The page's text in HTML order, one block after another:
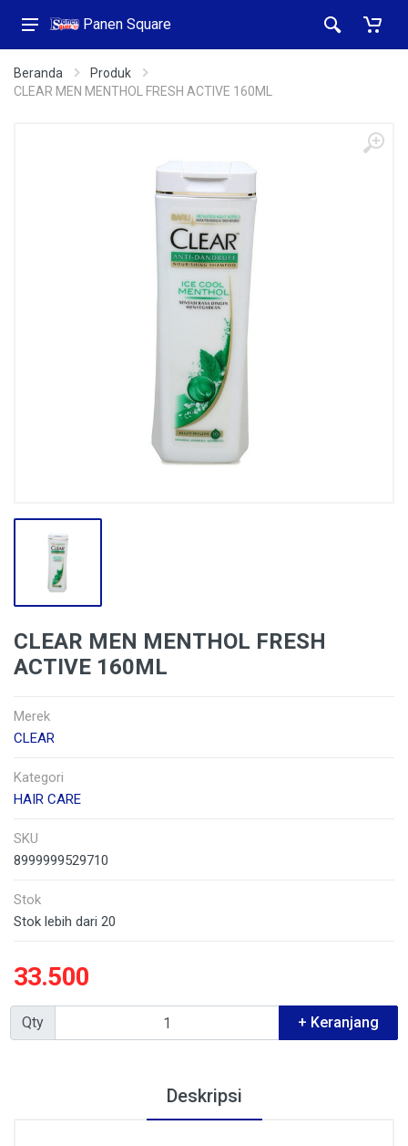
Panen Square
Beranda
Produk
CLEAR MEN MENTHOL FRESH ACTIVE 160ML
CLEAR MEN MENTHOL FRESH
ACTIVE 160ML
Merek
CLEAR
Kategori
HAIR CARE
SKU
8999999529710
Stok
Stok lebih dari 20
33.500
Qty + Keranjang
Deskripsi